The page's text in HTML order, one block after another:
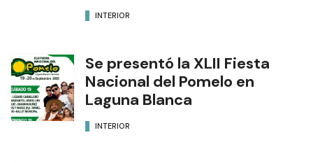
INTERIOR
Se presentó la XLII Fiesta
Nacional del Pomelo en
Laguna Blanca
INTERIOR